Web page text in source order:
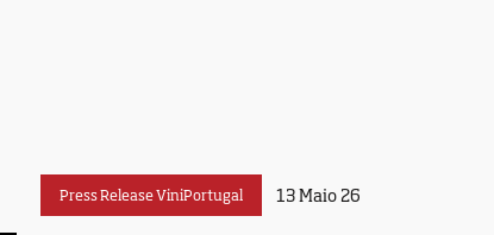
Press Release ViniPortugal 13 Maio 26